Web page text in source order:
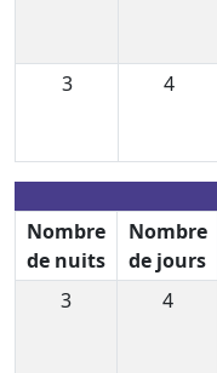
3
4
Nombre
de nuits
Nombre
de jours
3
4